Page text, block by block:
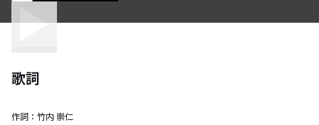
歌詞
作詞： 竹内 崇仁